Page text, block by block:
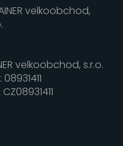
velkoobchod, s.r.o.
08931411